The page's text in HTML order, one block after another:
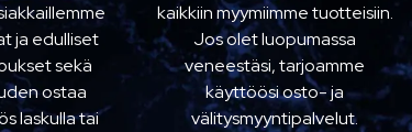
ja edulliset
sekä
ostaa
laskulla tai
kaikkiin myymiimme tuotteisiin.
Jos olet luopumassa
veneestäsi, tarjoamme
käyttöösi osto- ja
välitysmyyntipalvelut.